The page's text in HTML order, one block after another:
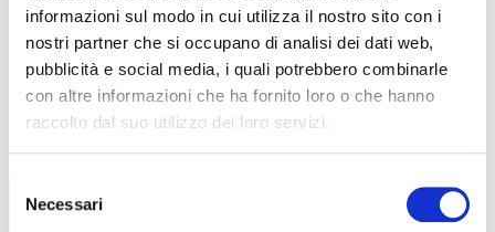
informazioni sul modo in cui utilizza il nostro sito con i
nostri partner che si occupano di analisi dei dati web,
pubblicità e social media, i quali potrebbero combinarle
con altre informazioni che ha fornito loro o che hanno
raccolto dal suo utilizzo dei loro servizi.
delNecessari
TUTTE LE CATEGORIE DEL MAGAZINE